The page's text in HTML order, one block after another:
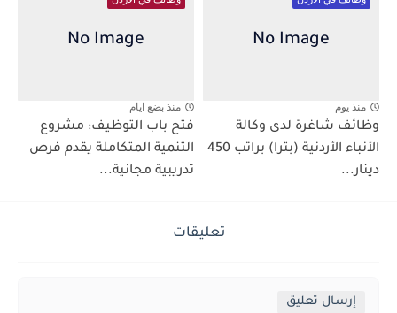
منذ يوم
وظائف شاغرة لدى وكالة
الأنباء الأردنية (بترا) براتب 450
دينار...
منذ بضع ايام
فتح باب التوظيف: مشروع
التنمية المتكاملة يقدم فرص
تدريبية مجانية...
تعليقات
إرسال تعليق